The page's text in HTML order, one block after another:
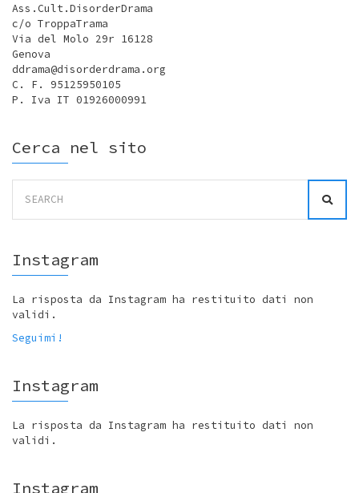
Ass.Cult.DisorderDrama
c/o TroppaTrama
Via del Molo 29r 16128
Genova
ddrama@disorderdrama.org
C. F. 95125950105
P. Iva IT 01926000991
Cerca nel sito
for:
Instagram
La risposta da Instagram ha restituito dati non
validi.
Seguimi!
Instagram
La risposta da Instagram ha restituito dati non
validi.
Instagram